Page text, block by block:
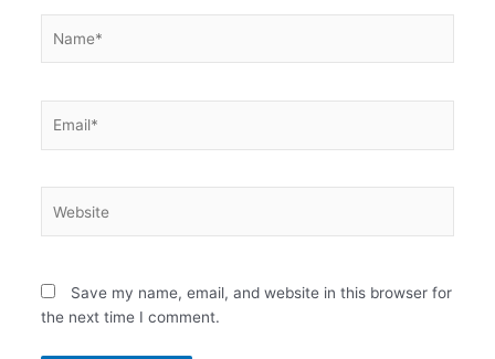
Save my name, email, and website in this browser for
the next time I comment.